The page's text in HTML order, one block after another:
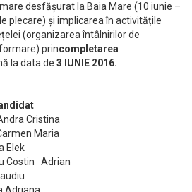
desfășurat la Baia Mare (10 iunie –
plecare) și implicarea în activitățile
(organizarea întâlnirilor de
princompletarea
la data de 3 IUNIE 2016.
Cristina
Maria
Elek
Costin Adrian